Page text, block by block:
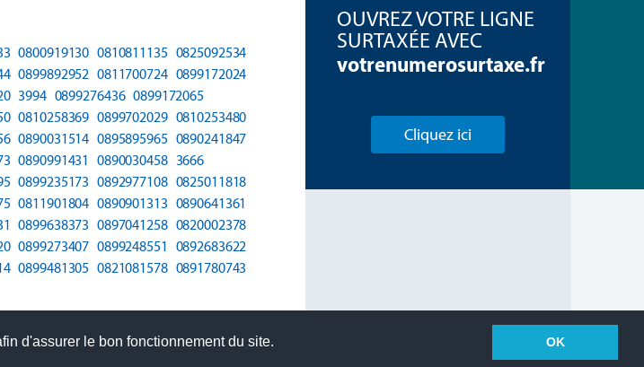
d'assurer le bon fonctionnement du site. OK
0800919130 0810811135 0825092534
0899892952 0811700724 0899172024
3994 0899276436 0899172065
0810258369 0899702029 0810253480
0890031514 0895895965 0890241847
0890991431 0890030458 3666
0899235173 0892977108 0825011818
0811901804 0890901313 0890641361
0899638373 0897041258 0820002378
0899273407 0899248551 0892683622
0899481305 0821081578 0891780743
OUVREZ VOTRE LIGNE
SURTAXÉE AVEC
votrenumerosurtaxe.fr
Cliquez ici